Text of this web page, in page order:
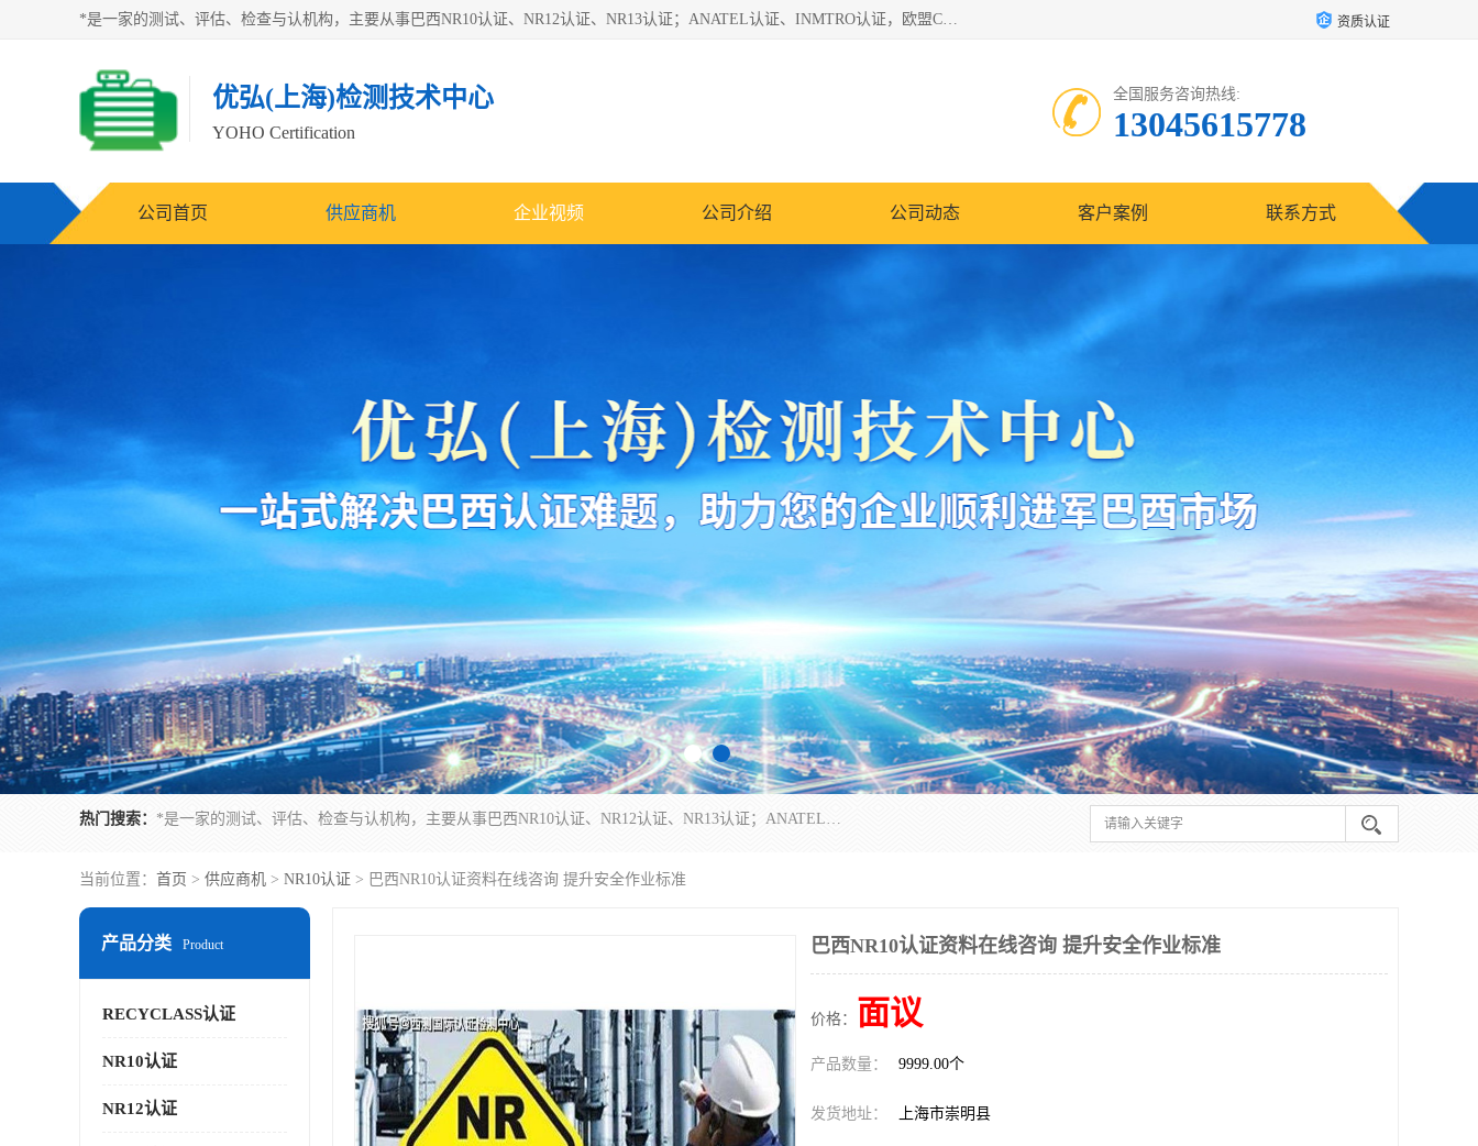
*是一家的测试、评估、检查与认机构，主要从事巴西NR10认证、NR12认证、NR13认证；ANATEL认证、INMTRO认证，欧盟CE认证：MD认证，PED认证，MID认证，ATEX认证，德国蓝色天使认证。 资质认证
优弘(上海)检测技术中心
YOHO Certification
全国服务咨询热线:
13045615778
公司首页 供应商机 企业视频 公司介绍 公司动态 客户案例 联系方式
热门搜索： *是一家的测试、评估、检查与认机构，主要从事巴西NR10认证、NR12认证、NR13认证；ANATEL认证、INMTRO认证，欧盟CE认证：MD认证，PED认证，MID认证，ATEX认证，德国蓝色天使认证。
当前位置： 首页 > 供应商机 > NR10认证 > 巴西NR10认证资料在线咨询 提升安全作业标准
产品分类 Product
RECYCLASS认证
NR10认证
NR12认证
巴西NR10认证资料在线咨询 提升安全作业标准
价格： 面议
产品数量： 9999.00个
发货地址： 上海市崇明县